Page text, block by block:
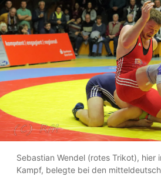
Sebastian Wendel (rotes Trikot), hier
Kampf, belegte bei den